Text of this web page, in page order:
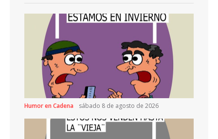
Humor en Cadena sábado 8 de agosto de 2026